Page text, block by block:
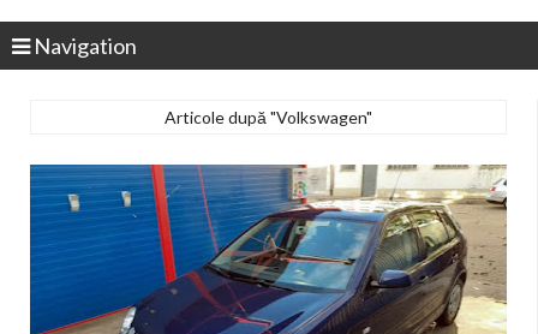
Navigation
Articole după "Volkswagen"